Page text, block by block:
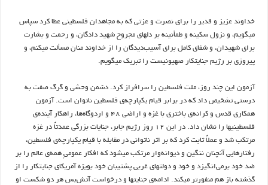
خداوند عزیز و قدیر را برای نصرت و عزتی که به مجاهدان فلسطینی عطا کرد سپاس
میگویم، و نزول سکینه و طمأنینه بر دلهای مجروح شهید دادگان، و رحمت و بشارت
برای شهیدان، و شفای کامل برای آسیب‌دیدگان را از خداوند منان مسألت میکنم، و
پیروزی بر رژیم جنایتکار صهیونیست را تبریک میگویم.
آزمون این چند روز، ملت فلسطین را سرافراز کرد. دشمن وحشی و گرگ صفت به
درستی تشخیص داد که در برابر قیام یکپارچه‌ی فلسطین ناتوان است. آزمون
همکاری قدس و کرانه‌ی باختری با غزه و اراضی ۴۸ و اردوگاه‌ها، راهکار آینده‌ی
فلسطینیها را نشان داد. در این ۱۲ روز رژیم جابر، جنایات بزرگی عمدتاً در غزه
مرتکب شد و عملاً ثابت کرد که بر اثر ناتوانی در مقابله با قیام یکپارچه‌ی فلسطین،
رفتارهایی آنچنان ننگین و دیوانه‌وار مرتکب میشود که افکار عمومیِ همه‌ی عالم را بر
ضد خود برمی‌انگیزد و خود و دولتهای غربی پشتیبان خود بویژه آمریکای جنایتکار را از
گذشته باز هم منفورتر میکند. ادامه‌ی جنایتها و درخواست آتش‌بس هر دو شکست او